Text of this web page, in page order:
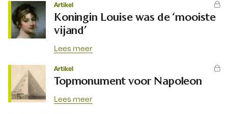
Artikel
Koningin Louise was de ‘mooiste
vijand’
Lees meer
Artikel
Topmonument voor Napoleon
Lees meer